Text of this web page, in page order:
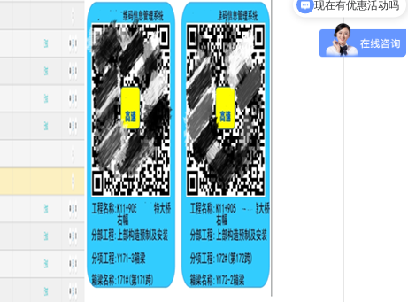
现在有优惠活动吗